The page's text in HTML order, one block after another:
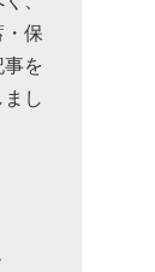
保
を
し